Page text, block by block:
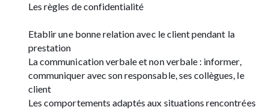
Les règles de confidentialité
Etablir une bonne relation avec le client pendant la
prestation
La communication verbale et non verbale : informer,
communiquer avec son responsable, ses collègues, le
client
Les comportements adaptés aux situations rencontrées